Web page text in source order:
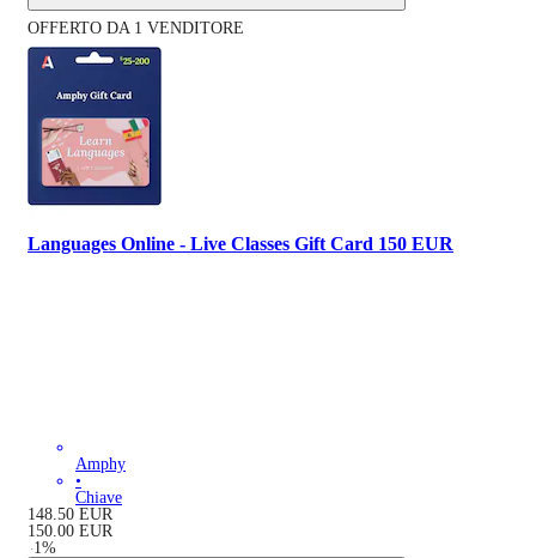
OFFERTO DA 1 VENDITORE
Languages Online - Live Classes Gift Card 150 EUR
Amphy
•
Chiave
148.50 EUR
150.00 EUR
-1 %